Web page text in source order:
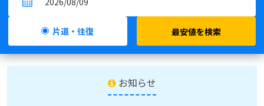
片道・往復 最安値を検索
お知らせ